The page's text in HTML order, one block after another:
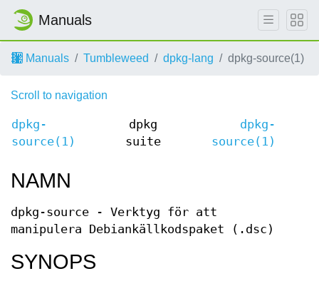
Manuals
Manuals Tumbleweed dpkg-lang dpkg-source(1)
Scroll to navigation
dpkg-
source(1)
dpkg
suite
dpkg-
source(1)
NAMN
dpkg-source - Verktyg för att
manipulera Debiankällkodspaket (.dsc)
SYNOPS